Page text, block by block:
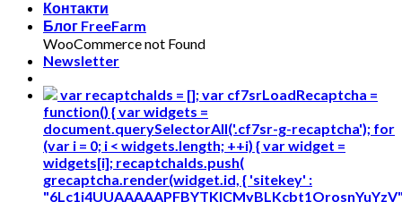
Контакти
Блог FreeFarm
WooCommerce not Found
Newsletter
var recaptchaIds = []; var cf7srLoadRecaptcha =
function() { var widgets =
document.querySelectorAll('.cf7sr-g-recaptcha'); for
(var i = 0; i < widgets.length; ++i) { var widget =
widgets[i]; recaptchaIds.push(
grecaptcha.render(widget.id, { 'sitekey' :